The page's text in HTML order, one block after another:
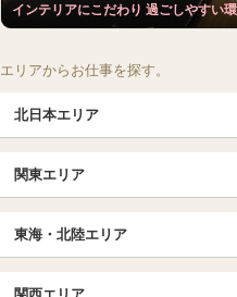
インテリアにこだわり 過ごしやすい
エリアからお仕事を探す。
北日本エリア
北海道（札幌・旭川・函館）
岩手 (盛岡・北上)
福島 (いわき・郡山)
長野・松本・上田
関東エリア
大宮・浦和・川口
東海・北陸エリア